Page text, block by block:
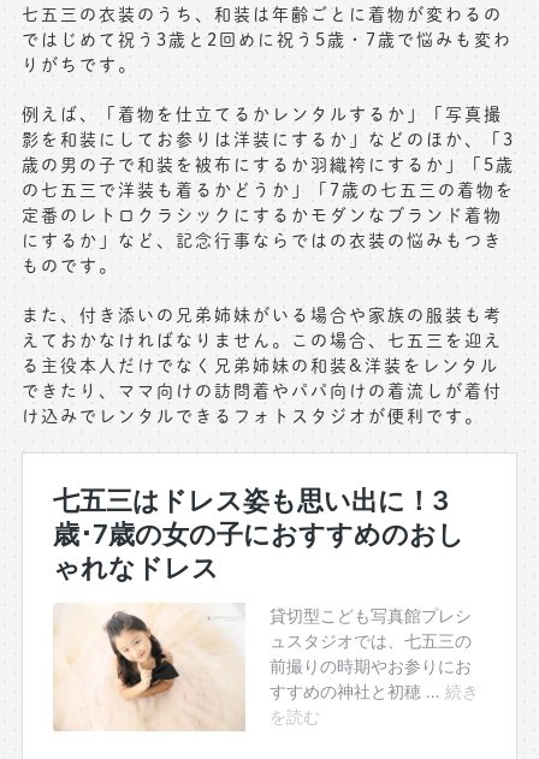
七五三の衣装のうち、和装は年齢ごとに着物が変わるの
ではじめて祝う3歳と2回めに祝う5歳・7歳で悩みも変わ
りがちです。
例えば、「着物を仕立てるかレンタルするか」「写真撮
影を和装にしてお参りは洋装にするか」などのほか、「3
歳の男の子で和装を被布にするか羽織袴にするか」「5歳
の七五三で洋装も着るかどうか」「7歳の七五三の着物を
定番のレトロクラシックにするかモダンなブランド着物
にするか」など、記念行事ならではの衣装の悩みもつき
ものです。
また、付き添いの兄弟姉妹がいる場合や家族の服装も考
えておかなければなりません。この場合、七五三を迎え
る主役本人だけでなく兄弟姉妹の和装&洋装をレンタル
できたり、ママ向けの訪問着やパパ向けの着流しが着付
け込みでレンタルできるフォトスタジオが便利です。